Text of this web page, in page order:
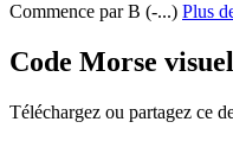
Commence par B (-...) Plus
Code Morse visuel
Téléchargez ou partagez ce